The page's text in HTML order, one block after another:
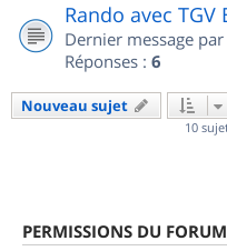
Rando avec TGV
Dernier message par
Réponses : 6
Nouveau sujet
10
PERMISSIONS DU FORUM